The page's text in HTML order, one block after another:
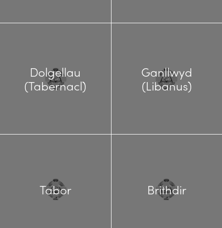
Dolgellau
(Tabernacl)
Ganllwyd
(Libanus)
Tabor Brithdir